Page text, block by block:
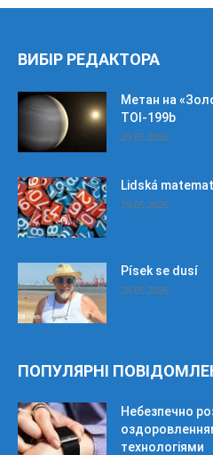
ВИБІР РЕДАКТОРА
Метан на
TOI-199b
29.05.2026
Lidská
29.05.2026
Písek se dusí
28.05.2026
ПОПУЛЯРНІ
Небезпечно
технологіями